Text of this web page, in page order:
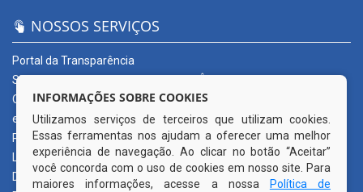
NOSSOS SERVIÇOS
Portal da Transparência
SERVIÇOS DIGITAIS: CONECTA CORTÊS
Ouvidoria Municipal
e-SIC
Processos de Licitação
Licitações em andamento
Diário Oficial
INFORMAÇÕES SOBRE COOKIES
Utilizamos serviços de terceiros que utilizam cookies.
Essas ferramentas nos ajudam a oferecer uma melhor
experiência de navegação. Ao clicar no botão “Aceitar”
você concorda com o uso de cookies em nosso site. Para
maiores informações, acesse a nossa
Política de